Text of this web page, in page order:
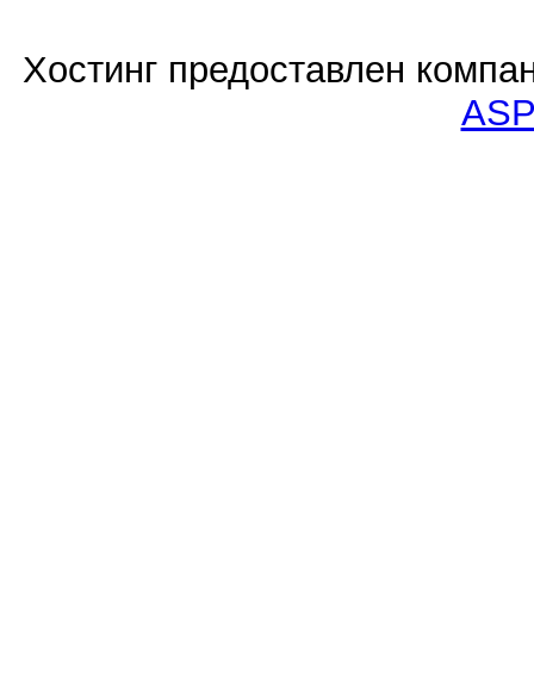
Хостинг предоставлен